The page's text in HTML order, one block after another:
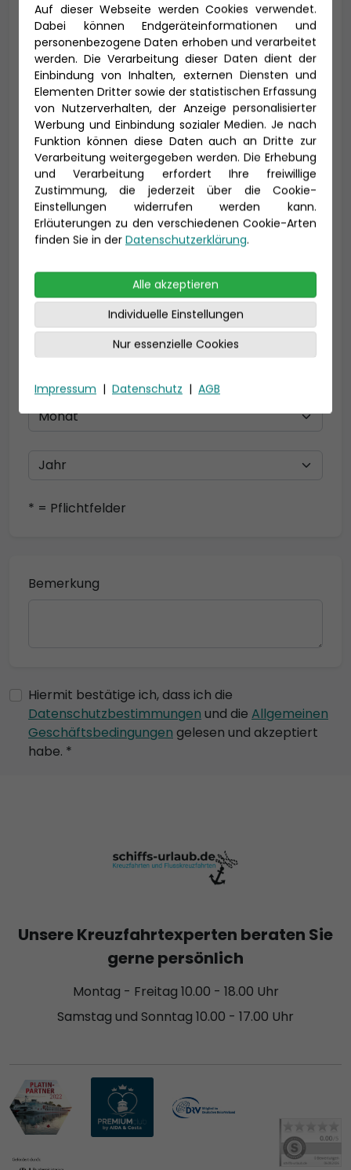
Titel
Vorname * Nachname *
E-Mail *
Geburtsdatum
* = Pflichtfelder
Bemerkung
Hiermit bestätige ich, dass ich die
Datenschutzbestimmungen und die Allgemeinen
Geschäftsbedingungen gelesen und akzeptiert
habe. *
Auf dieser Webseite werden Cookies verwendet.
Dabei können Endgeräteinformationen und
personenbezogene Daten erhoben und verarbeitet
werden. Die Verarbeitung dieser Daten dient der
Einbindung von Inhalten, externen Diensten und
Elementen Dritter sowie der statistischen Erfassung
von Nutzerverhalten, der Anzeige personalisierter
Werbung und Einbindung sozialer Medien. Je nach
Funktion können diese Daten auch an Dritte zur
Verarbeitung weitergegeben werden. Die Erhebung
und Verarbeitung erfordert Ihre freiwillige
Zustimmung, die jederzeit über die Cookie-
Einstellungen widerrufen werden kann.
Erläuterungen zu den verschiedenen Cookie-Arten
finden Sie in der Datenschutzerklärung.
Alle akzeptieren
Individuelle Einstellungen
Nur essenzielle Cookies
Impressum | Datenschutz | AGB
Unsere Kreuzfahrtexperten beraten Sie
gerne persönlich
Montag - Freitag 10.00 - 18.00 Uhr
Samstag und Sonntag 10.00 - 17.00 Uhr